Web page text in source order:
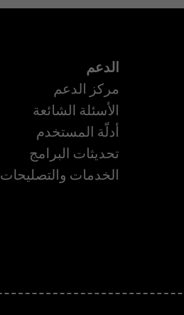
الدعم
مركز الدعم
الأسئلة الشائعة
أدلّة المستخدم
تحديثات البرامج
الخدمات والتصليحات